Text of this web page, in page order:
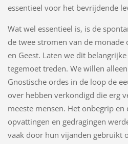
essentieel voor het bevrijdende
Wat wel essentieel is, is de
de twee stromen van de monade
en Geest. Laten we dit
tegemoet treden. We willen
Gnostische ordes in de loop de
over hebben verkondigd die erg
meeste mensen. Het onbegrip en
opvattingen en gedragingen
vaak door hun vijanden gebruikt